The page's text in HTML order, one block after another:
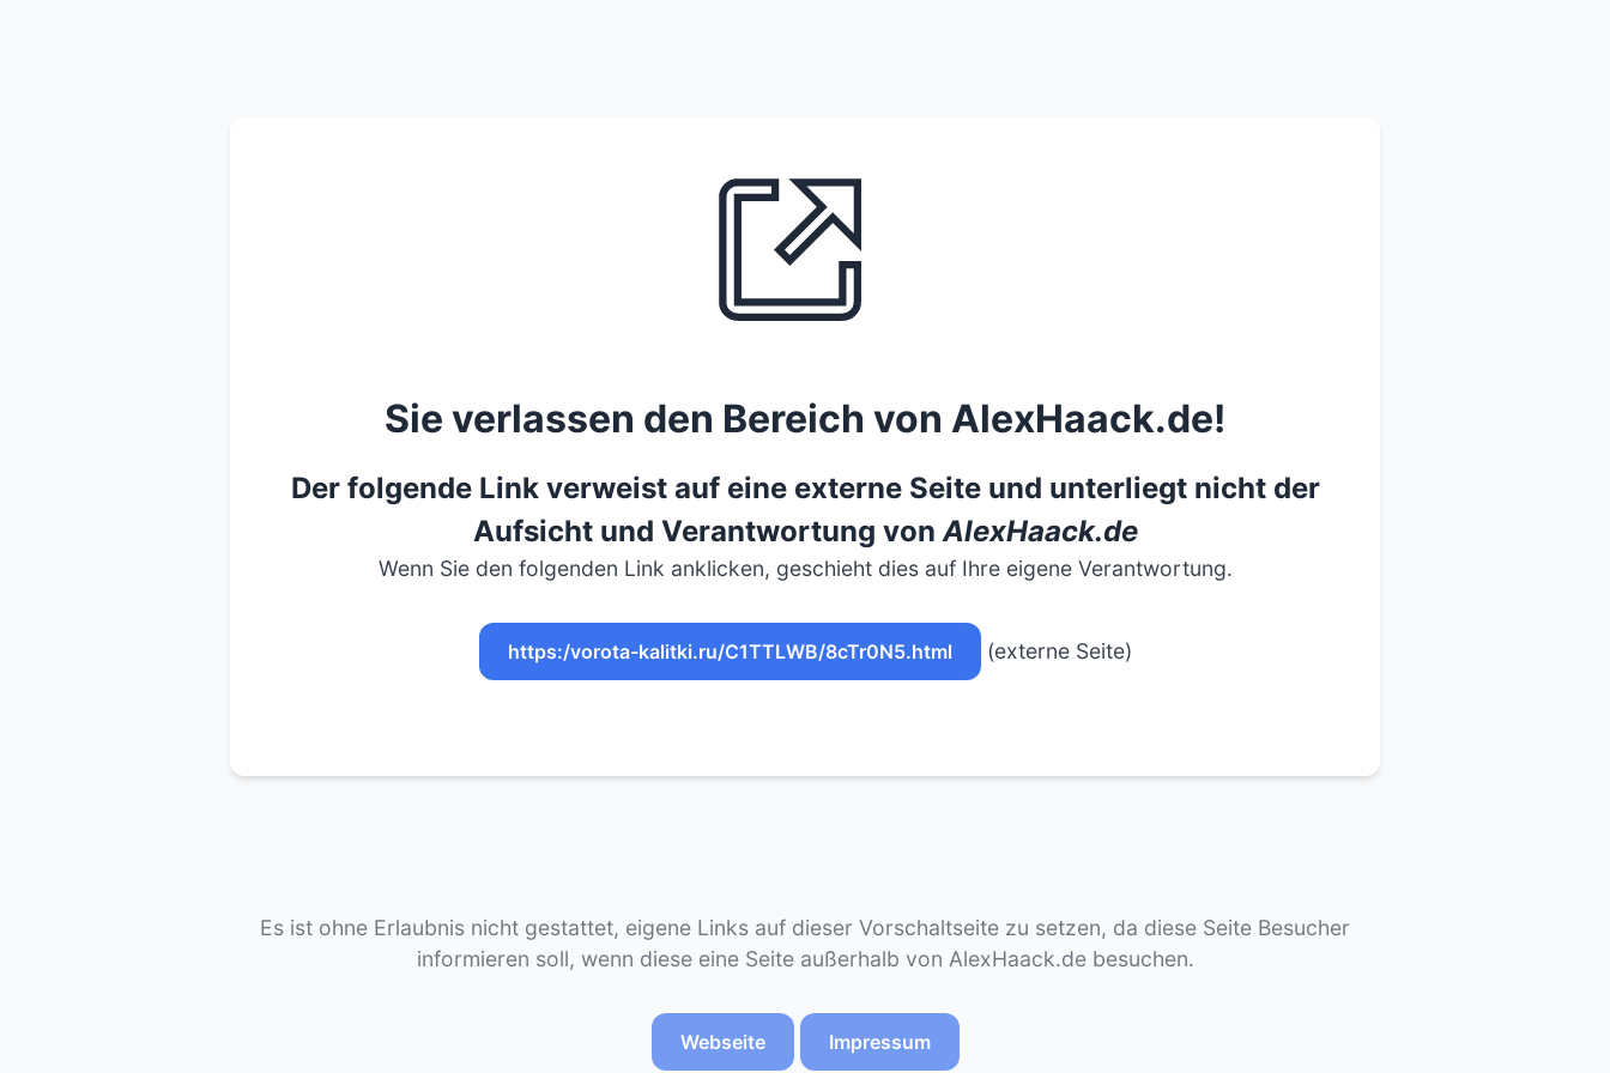
Sie verlassen den Bereich von AlexHaack.de!
Der folgende Link verweist auf eine externe Seite und unterliegt nicht der
Aufsicht und Verantwortung vonAlexHaack.de
Wenn Sie den folgenden Link anklicken, geschieht dies auf Ihre eigene Verantwortung.
https:/vorota-kalitki.ru/C1TTLWB/8cTr0N5.html (externe Seite)
Es ist ohne Erlaubnis nicht gestattet, eigene Links auf dieser Vorschaltseite zu setzen, da diese Seite Besucher
informieren soll, wenn diese eine Seite außerhalb von AlexHaack.de besuchen.
Webseite Impressum